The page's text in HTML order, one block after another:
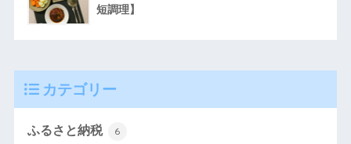
短調理】
カテゴリー
ふるさと納税 6